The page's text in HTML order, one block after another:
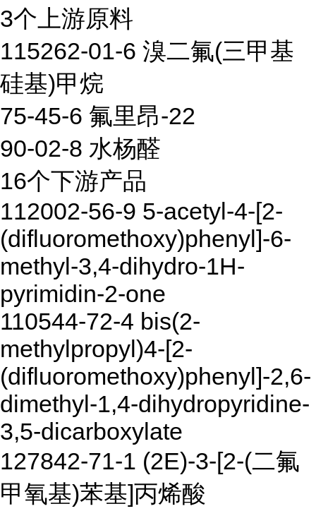
3个上游原料
115262-01-6 溴二氟(三甲基
硅基)甲烷
75-45-6 氟里昂-22
90-02-8 水杨醛
16个下游产品
112002-56-9 5-acetyl-4-[2-
(difluoromethoxy)phenyl]-6-
methyl-3,4-dihydro-1H-
pyrimidin-2-one
110544-72-4 bis(2-
methylpropyl)4-[2-
(difluoromethoxy)phenyl]-2,6-
dimethyl-1,4-dihydropyridine-
3,5-dicarboxylate
127842-71-1 (2E)-3-[2-(二氟
甲氧基)苯基]丙烯酸